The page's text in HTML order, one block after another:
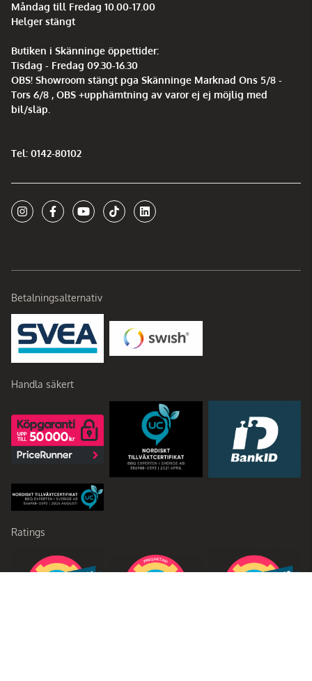
Måndag till Fredag 10.00-17.00
Helger stängt
Butiken i Skänninge öppettider:
Tisdag - Fredag 09.30-16.30
OBS! Showroom stängt pga Skänninge Marknad Ons 5/8 -
Tors 6/8 , OBS +upphämtning av varor ej ej möjlig med
bil/släp.
Tel: 0142-80102
Betalningsalternativ
Handla säkert
Ratings